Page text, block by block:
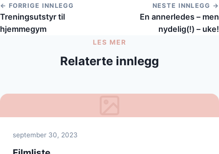
← FORRIGE INNLEGG
Treningsutstyr til
hjemmegym
NESTE INNLEGG →
En annerledes – men
nydelig(!) – uke!
LES MER
Relaterte innlegg
september 30, 2023